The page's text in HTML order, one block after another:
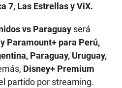
7, Las Estrellas y ViX.
vs Paraguay será
Paramount+ para Perú,
Paraguay, Uruguay,
Disney+ Premium
partido por streaming.